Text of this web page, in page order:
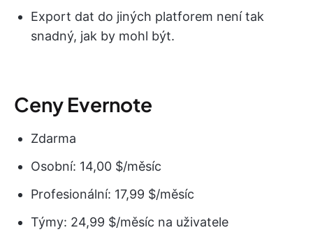
Export dat do jiných platforem není tak
snadný, jak by mohl být.
Ceny Evernote
Zdarma
Osobní: 14,00 $/měsíc
Profesionální: 17,99 $/měsíc
Týmy: 24,99 $/měsíc na uživatele